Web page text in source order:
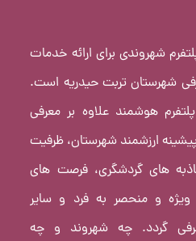
شهروندی برای ارائه خدمات
شهرستان تربت حیدریه است.
هوشمند علاوه بر معرفی
ارزشمند شهرستان، ظرفیت
های گردشگری، فرصت های
ویژه و منحصر به فرد و سایر
گردد. چه شهروند و چه